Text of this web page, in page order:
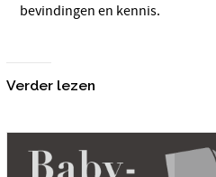
bevindingen en kennis.
Verder lezen